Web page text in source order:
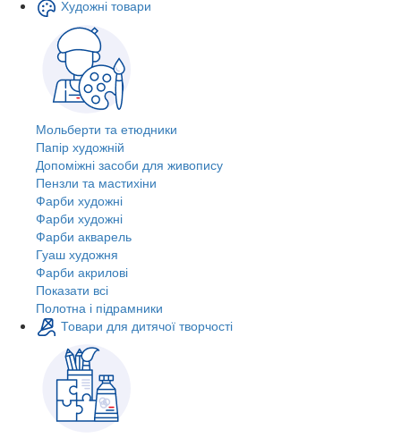
Художні товари
Мольберти та етюдники
Папір художній
Допоміжні засоби для живопису
Пензли та мастихіни
Фарби художні
Фарби художні
Фарби акварель
Гуаш художня
Фарби акрилові
Показати всі
Полотна і підрамники
Товари для дитячої творчості